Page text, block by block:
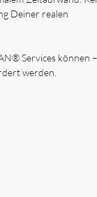
Deiner realen
Services können
werden.